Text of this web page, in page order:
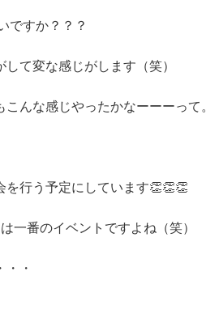
ですか？？？
て変な感じがします（笑）
んな感じやったかなーーーって。
行う予定にしています👏👏👏
一番のイベントですよね（笑）
・